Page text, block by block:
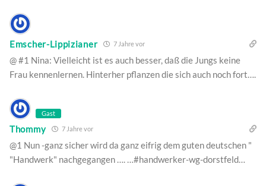
Emscher-Lippizianer 7 Jahre vor
@ #1 Nina: Vielleicht ist es auch besser, daß die Jungs keine
Frau kennenlernen. Hinterher pflanzen die sich auch noch fort….
Gast
Thommy 7 Jahre vor
@1 Nun -ganz sicher wird da ganz eifrig dem guten deutschen "
"Handwerk" nachgegangen …. …#handwerker-wg-dorstfeld…